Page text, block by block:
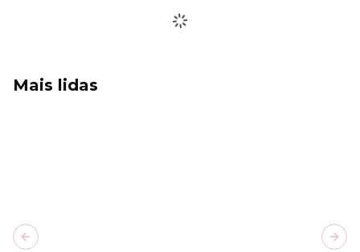
Mais lidas
Previous slide